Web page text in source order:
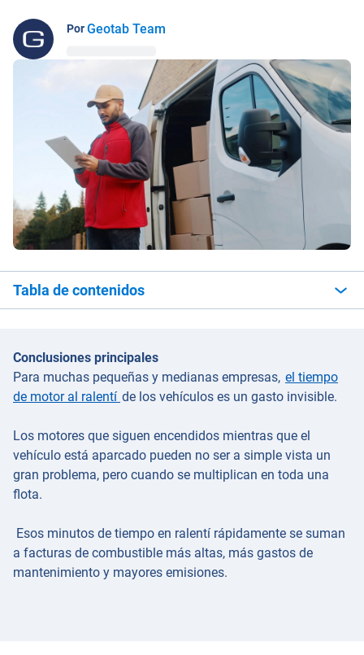
PorGeotab Team
Tabla de contenidos
Conclusiones principales
Para muchas pequeñas y medianas empresas, el tiempo
de motor al ralentí de los vehículos es un gasto invisible.
Los motores que siguen encendidos mientras que el
vehículo está aparcado pueden no ser a simple vista un
gran problema, pero cuando se multiplican en toda una
flota.
Esos minutos de tiempo en ralentí rápidamente se suman
a facturas de combustible más altas, más gastos de
mantenimiento y mayores emisiones.